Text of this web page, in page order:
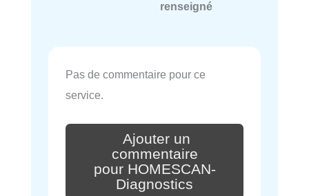
renseigné
Pas de commentaire pour ce
service.
Ajouter un
commentaire
pour HOMESCAN-
Diagnostics